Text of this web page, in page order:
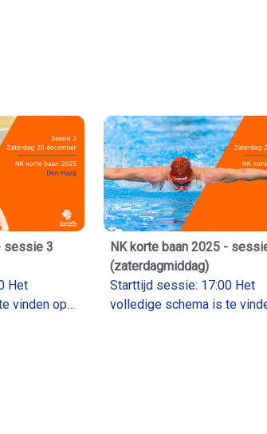
sessie 3
vinden op
NK korte baan 2025 -
(zaterdagmiddag)
Starttijd sessie: 17:00 Het
volledige schema is te